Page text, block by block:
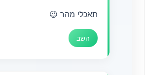
תאכלי מהר 😉
השב